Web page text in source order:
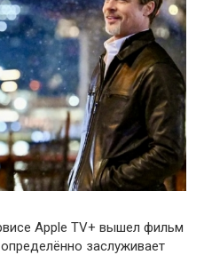
Apple TV+ вышел фильм
заслуживает